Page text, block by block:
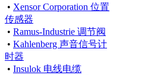
• Xensor Corporation 位置
传感器
• Ramus-Industrie 调节阀
• Kahlenberg 声音信号计
时器
• Insulok 电线电缆